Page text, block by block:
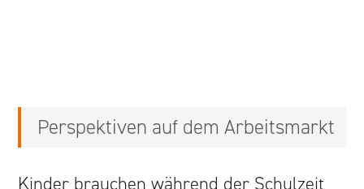
Perspektiven auf dem Arbeitsmarkt
Kinder brauchen während der Schulzeit